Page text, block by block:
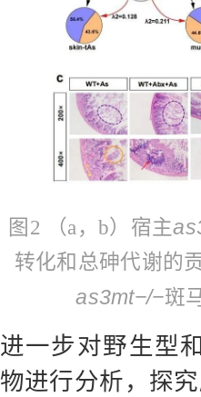
图2 （a，b）宿主
转化和总砷代谢的
as3mt−/−斑
进一步对野生型
物进行分析，探